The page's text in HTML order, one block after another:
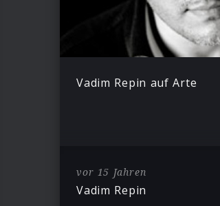
Vadim Repin auf Arte
vor 15 Jahren
Vadim Repin